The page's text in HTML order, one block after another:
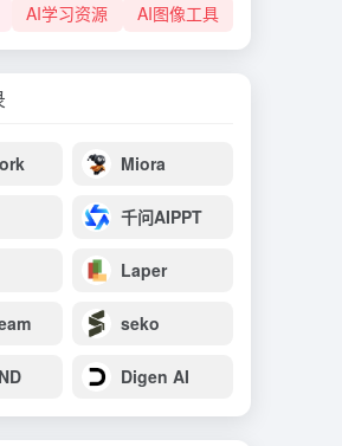
AI学习资源 AI图像工具
Miora
千问AIPPT
Laper
seko
Digen AI